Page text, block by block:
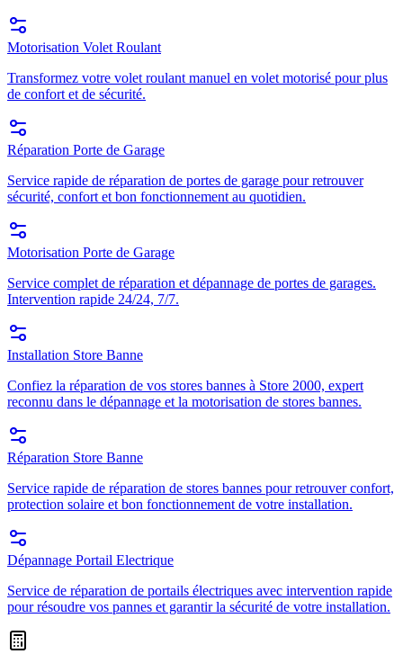
Motorisation Volet Roulant
Transformez votre volet roulant manuel en volet motorisé pour plus
de confort et de sécurité.
Réparation Porte de Garage
Service rapide de réparation de portes de garage pour retrouver
sécurité, confort et bon fonctionnement au quotidien.
Motorisation Porte de Garage
Service complet de réparation et dépannage de portes de garages.
Intervention rapide 24/24, 7/7.
Installation Store Banne
Confiez la réparation de vos stores bannes à Store 2000, expert
reconnu dans le dépannage et la motorisation de stores bannes.
Réparation Store Banne
Service rapide de réparation de stores bannes pour retrouver confort,
protection solaire et bon fonctionnement de votre installation.
Dépannage Portail Electrique
Service de réparation de portails électriques avec intervention rapide
pour résoudre vos pannes et garantir la sécurité de votre installation.